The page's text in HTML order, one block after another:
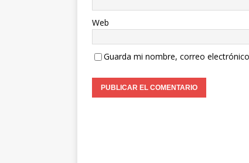
Web
Guarda mi nombre, correo